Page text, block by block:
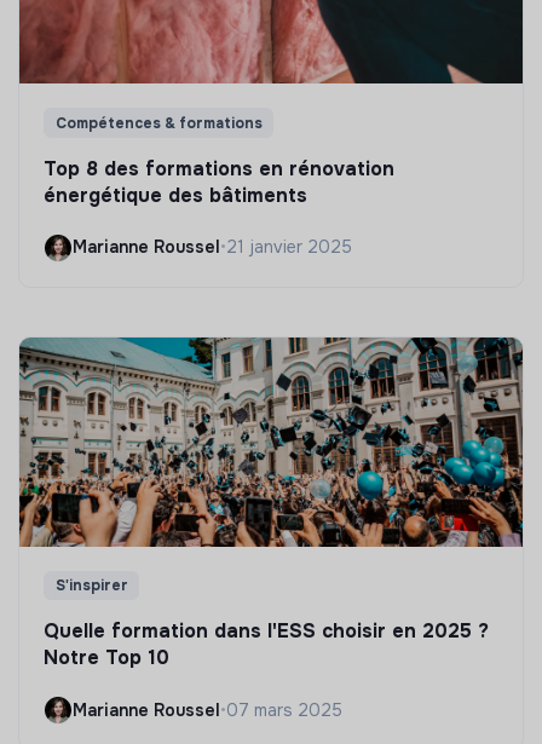
Compétences & formations
Top 8 des formations en rénovation
énergétique des bâtiments
Marianne Roussel•21 janvier 2025
S'inspirer
Quelle formation dans l'ESS choisir en 2025 ?
Notre Top 10
Marianne Roussel•07 mars 2025